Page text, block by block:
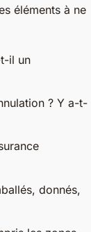
éléments à ne
il un
? Y a-t-
donnés,